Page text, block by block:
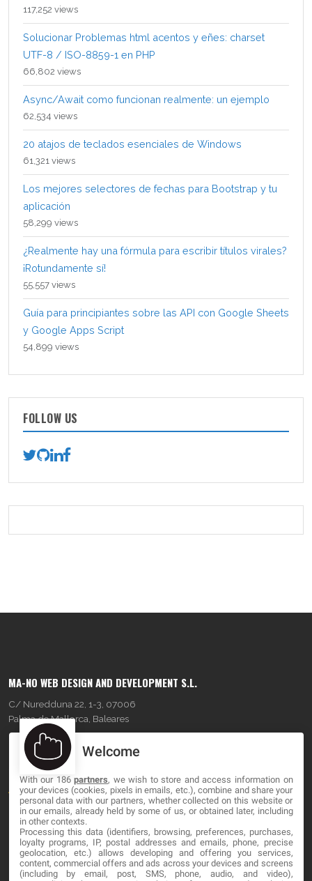
117,252 views
Solucionar Problemas html acentos y eñes: charset
UTF-8 / ISO-8859-1 en PHP
66,802 views
Async/Await como funcionan realmente: un ejemplo
62,534 views
20 atajos de teclados esenciales de Windows
61,321 views
Los mejores selectores de fechas para Bootstrap y tu
aplicación
58,299 views
¿Realmente hay una fórmula para escribir títulos virales?
¡Rotundamente sí!
55,557 views
Guía para principiantes sobre las API con Google Sheets
y Google Apps Script
54,899 views
FOLLOW US
MA-NO WEB DESIGN AND DEVELOPMENT S.L.
C/ Nuredduna 22, 1-3, 07006
Palma de Mallorca, Baleares
OUR COMPANY
About
Blog
Contact
LEGAL
Welcome
With our 186partners, we wish to store and access information on
your devices (cookies, pixels in emails, etc.), combine and share your
personal data with our partners, whether collected on this website or
in our emails, already held by some of us, or obtained later, including
in other contexts.
Processing this data (identifiers, browsing, preferences, purchases,
loyalty programs, IP, postal addresses and emails, phone, precise
geolocation, etc.) allows developing and offering you services,
content, commercial offers and ads across your devices and screens
(including by email, post, SMS, phone, audio, and video),